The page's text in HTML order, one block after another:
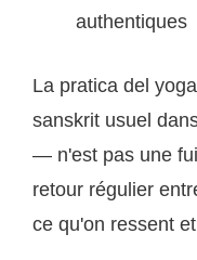
authentiques
La pratica del
sanskrit usuel
— n'est pas une
retour régulier
ce qu'on ressent